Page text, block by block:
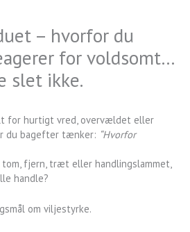
– hvorfor du
for voldsomt…
slet ikke.
for hurtigt vred, overvældet eller
du bagefter tænker: “Hvorfor
fjern, træt eller handlingslammet,
handle?
om viljestyrke.